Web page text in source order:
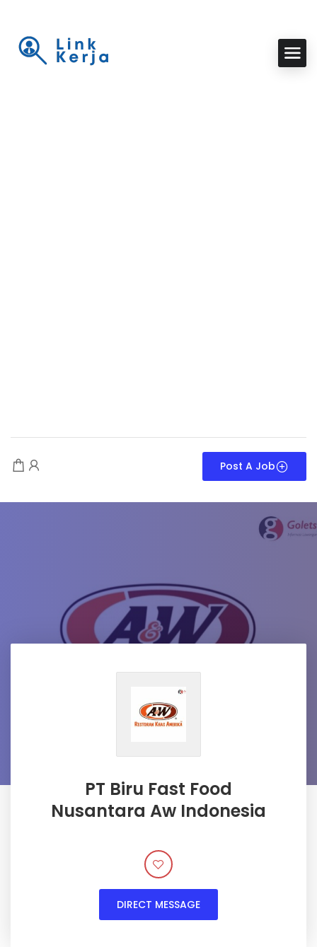
Post A Job
PT Biru Fast Food
Nusantara Aw Indonesia
DIRECT MESSAGE